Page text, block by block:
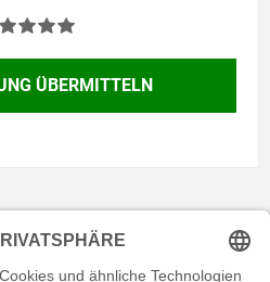
ÜBERMITTELN